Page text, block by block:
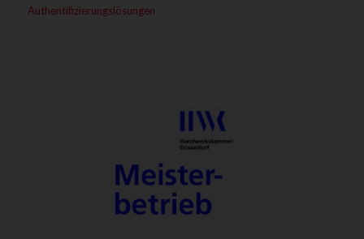
Authentifizierungslösungen